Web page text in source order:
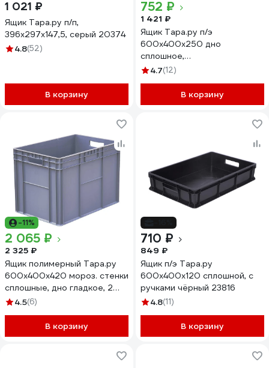
1 021 ₽
Ящик Тара.ру п/п,
396х297х147,5, серый 20374
4.8(52)
В корзину
752 ₽
1 421 ₽
Ящик Тара.ру п/э
600х400х250 дно
сплошное,
перфорированный, чёрный
4.7(12)
В корзину
-11%
2 065 ₽
2 325 ₽
Ящик полимерный Тара.ру
600х400х420 мороз. стенки
сплошные, дно гладкое, 2
открытые ручки, цв. серый
4.5(6)
В корзину
710 ₽
849 ₽
Ящик п/э Тара.ру
600x400x120 сплошной, с
ручками чёрный 23816
4.8(11)
В корзину